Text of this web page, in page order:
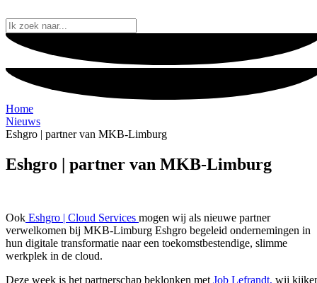
naar
de
inhoud
Ik
zoek
naar...
Home
Nieuws
Eshgro | partner van MKB-Limburg
Eshgro | partner van MKB-Limburg
Ook Eshgro | Cloud Services mogen wij als nieuwe partner
verwelkomen bij MKB-Limburg Eshgro begeleid ondernemingen in
hun digitale transformatie naar een toekomstbestendige, slimme
werkplek in de cloud.
Deze week is het partnerschap beklonken metJob Lefrandt, wij